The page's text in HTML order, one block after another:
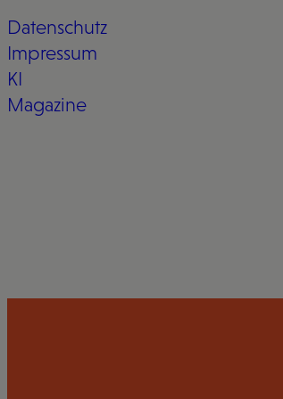
Datenschutz
Impressum
KI
Magazine